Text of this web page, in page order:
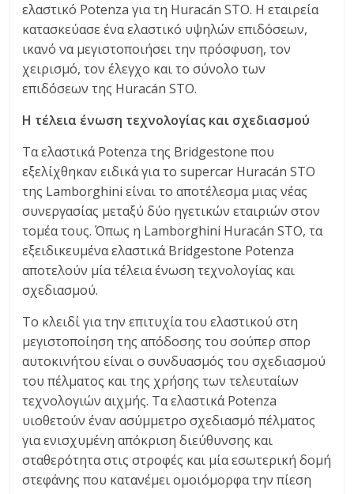
ελαστικό Potenza για τη Huracán STO. Η εταιρεία
κατασκεύασε ένα ελαστικό υψηλών επιδόσεων,
ικανό να μεγιστοποιήσει την πρόσφυση, τον
χειρισμό, τον έλεγχο και το σύνολο των
επιδόσεων της Huracán STO.
Η τέλεια ένωση τεχνολογίας και σχεδιασμού
Τα ελαστικά Potenza της Bridgestone που
εξελίχθηκαν ειδικά για το supercar Huracán STO
της Lamborghini είναι το αποτέλεσμα μιας νέας
συνεργασίας μεταξύ δύο ηγετικών εταιριών στον
τομέα τους. Όπως η Lamborghini Huracán STO, τα
εξειδικευμένα ελαστικά Bridgestone Potenza
αποτελούν μία τέλεια ένωση τεχνολογίας και
σχεδιασμού.
Το κλειδί για την επιτυχία του ελαστικού στη
μεγιστοποίηση της απόδοσης του σούπερ σπορ
αυτοκινήτου είναι ο συνδυασμός του σχεδιασμού
του πέλματος και της χρήσης των τελευταίων
τεχνολογιών αιχμής. Τα ελαστικά Potenza
υιοθετούν έναν ασύμμετρο σχεδιασμό πέλματος
για ενισχυμένη απόκριση διεύθυνσης και
σταθερότητα στις στροφές και μία εσωτερική δομή
στεφάνης που κατανέμει ομοιόμορφα την πίεση